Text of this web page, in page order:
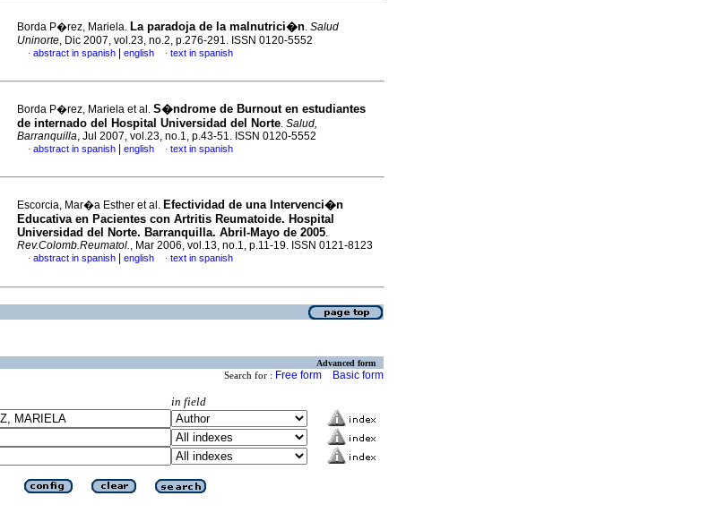
Borda P�rez, Mariela. La paradoja de la malnutrici�n. Salud
Uninorte, Dic 2007, vol.23, no.2, p.276-291. ISSN 0120-5552
· abstract in spanish english · text in spanish
Borda P�rez, Mariela et al. S�ndrome de Burnout en estudiantes
de internado del Hospital Universidad del Norte. Salud,
Barranquilla, Jul 2007, vol.23, no.1, p.43-51. ISSN 0120-5552
· abstract in spanish english · text in spanish
Escorcia, Mar�a Esther et al. Efectividad de una Intervenci�n
Educativa en Pacientes con Artritis Reumatoide. Hospital
Universidad del Norte. Barranquilla. Abril-Mayo de 2005.
Rev.Colomb.Reumatol., Mar 2006, vol.13, no.1, p.11-19. ISSN 0121-8123
· abstract in spanish english · text in spanish
Advanced form
Search for : Free form Basic form
in field